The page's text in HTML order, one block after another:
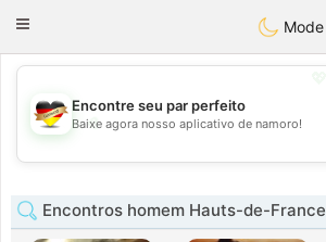
DeutschDating
Toggle
Mode
💖
💕
Encontre seu par perfeito
Baixe agora nosso aplicativo de namoro!
Encontros homem Hauts-de-France